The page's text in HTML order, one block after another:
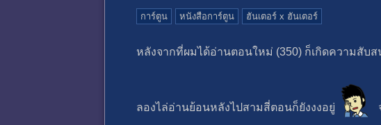
การ์ตูน หนังสือการ์ตูน ฮันเตอร์ x ฮันเตอร์
หลังจากที่ผมได้อ่านตอนใหม่ (350) ก็เกิดความสับ
ลองไล่อ่านย้อนหลังไปสามสี่ตอนก็ยังงงอยู่